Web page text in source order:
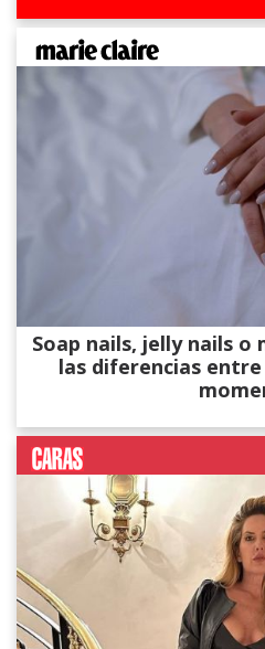
Soap nails, jelly nails o
las diferencias